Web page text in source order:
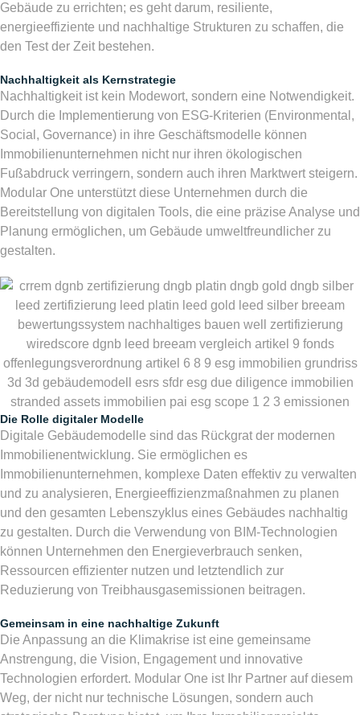
Gebäude zu errichten; es geht darum, resiliente,
energieeffiziente und nachhaltige Strukturen zu schaffen, die
den Test der Zeit bestehen.
Nachhaltigkeit als Kernstrategie
Nachhaltigkeit ist kein Modewort, sondern eine Notwendigkeit.
Durch die Implementierung von ESG-Kriterien (Environmental,
Social, Governance) in ihre Geschäftsmodelle können
Immobilienunternehmen nicht nur ihren ökologischen
Fußabdruck verringern, sondern auch ihren Marktwert steigern.
Modular One unterstützt diese Unternehmen durch die
Bereitstellung von digitalen Tools, die eine präzise Analyse und
Planung ermöglichen, um Gebäude umweltfreundlicher zu
gestalten.
Die Rolle digitaler Modelle
Digitale Gebäudemodelle sind das Rückgrat der modernen
Immobilienentwicklung. Sie ermöglichen es
Immobilienunternehmen, komplexe Daten effektiv zu verwalten
und zu analysieren, Energieeffizienzmaßnahmen zu planen
und den gesamten Lebenszyklus eines Gebäudes nachhaltig
zu gestalten. Durch die Verwendung von BIM-Technologien
können Unternehmen den Energieverbrauch senken,
Ressourcen effizienter nutzen und letztendlich zur
Reduzierung von Treibhausgasemissionen beitragen.
Gemeinsam in eine nachhaltige Zukunft
Die Anpassung an die Klimakrise ist eine gemeinsame
Anstrengung, die Vision, Engagement und innovative
Technologien erfordert. Modular One ist Ihr Partner auf diesem
Weg, der nicht nur technische Lösungen, sondern auch